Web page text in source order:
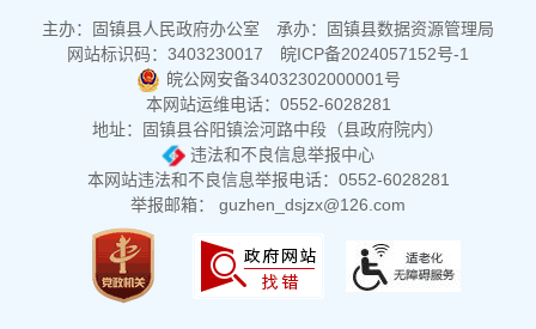
主办：固镇县人民政府办公室
承办：固镇县数据资源管理局
网站标识码：3403230017
皖ICP备2024057152号-1
皖公网安备34032302000001号
本网站运维电话：0552-6028281
地址：固镇县谷阳镇浍河路中段（县政府院内）
违法和不良信息举报中心
本网站违法和不良信息举报电话：0552-6028281
举报邮箱： guzhen_dsjzx@126.com